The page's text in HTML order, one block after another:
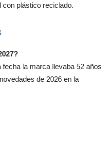
con plástico reciclado.
la marca llevaba 52 años
de 2026 en la